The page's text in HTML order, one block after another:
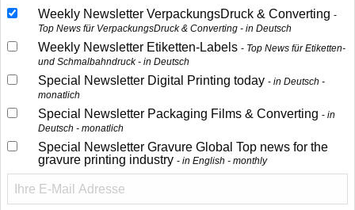
Weekly Newsletter VerpackungsDruck & Converting
Top News für VerpackungsDruck & Converting - in Deutsch
Weekly Newsletter Etiketten-Labels
Top News für Etiketten-
und Schmalbahndruck - in Deutsch
Special Newsletter Digital Printing today
in Deutsch -
monatlich
Special Newsletter Packaging Films & Converting
in
Deutsch - monatlich
Special Newsletter Gravure Global Top news for the
gravure printing industry
in English - monthly